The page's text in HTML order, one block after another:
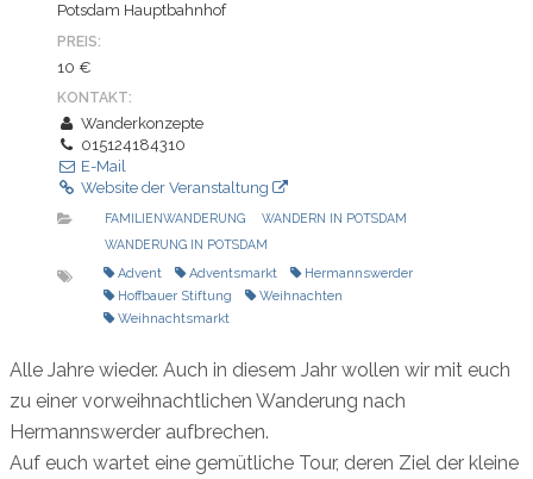
Potsdam Hauptbahnhof
PREIS:
10 €
KONTAKT:
Wanderkonzepte
015124184310
E-Mail
Website der Veranstaltung
FAMILIENWANDERUNG
WANDERN IN POTSDAM
WANDERUNG IN POTSDAM
Advent Adventsmarkt
Hermannswerder
Hoffbauer Stiftung
Weihnachten
Weihnachtsmarkt
Alle Jahre wieder. Auch in diesem Jahr wollen wir mit euch
zu einer vorweihnachtlichen Wanderung nach
Hermannswerder aufbrechen.
Auf euch wartet eine gemütliche Tour, deren Ziel der kleine